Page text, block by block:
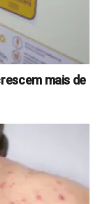
mais de